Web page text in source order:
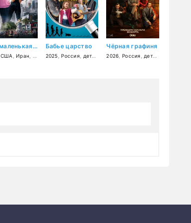
,боевик,комедия ,триллер
Моя маленькая луна
США ,Иран драма
Бабье царство
2025 ,Россия детектив ,мелодрама, комедия
Чёрная графиня
2026 Россия детектив